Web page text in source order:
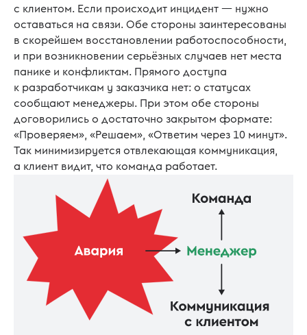
с клиентом. Если происходит инцидент — нужно
оставаться на связи. Обе стороны заинтересованы
в скорейшем восстановлении работоспособности,
и при возникновении серьёзных случаев нет места
панике и конфликтам. Прямого доступа
к разработчикам у заказчика нет: о статусах
сообщают менеджеры. При этом обе стороны
договорились о достаточно закрытом формате:
«Проверяем», «Решаем», «Ответим через 10 минут».
Так минимизируется отвлекающая коммуникация,
а клиент видит, что команда работает.